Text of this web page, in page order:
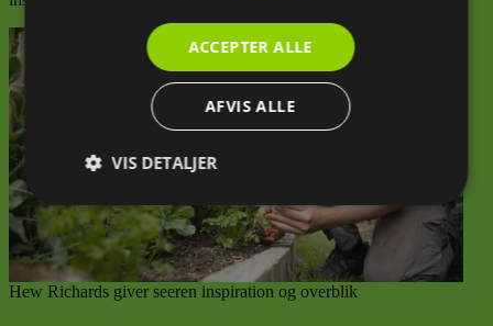
Hew Richards giver seeren inspiration og overblik
ACCEPTER ALLE
AFVIS ALLE
VIS DETALJER
Absolut
nødvendige
Ydeevne Målretning